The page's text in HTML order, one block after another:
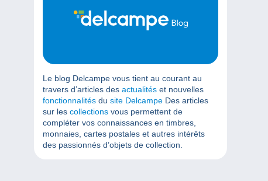
Le blog Delcampe vous tient au courant au
travers d’articles des actualités et nouvelles
fonctionnalités du site Delcampe Des articles
sur les collections vous permettent de
compléter vos connaissances en timbres,
monnaies, cartes postales et autres intérêts
des passionnés d’objets de collection.